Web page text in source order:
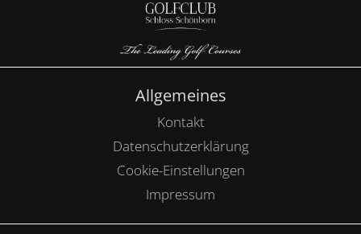
Allgemeines
Kontakt
Datenschutzerklärung
Cookie-Einstellungen
Impressum